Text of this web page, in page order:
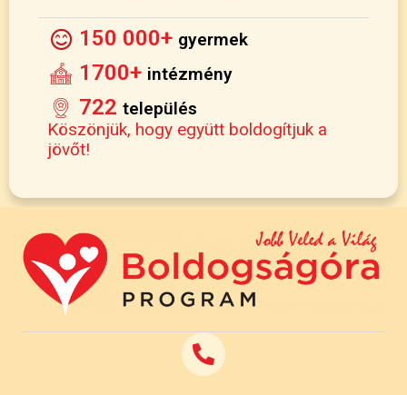
150 000+ gyermek
1700+ intézmény
722 település
Köszönjük, hogy együtt boldogítjuk a
jövőt!